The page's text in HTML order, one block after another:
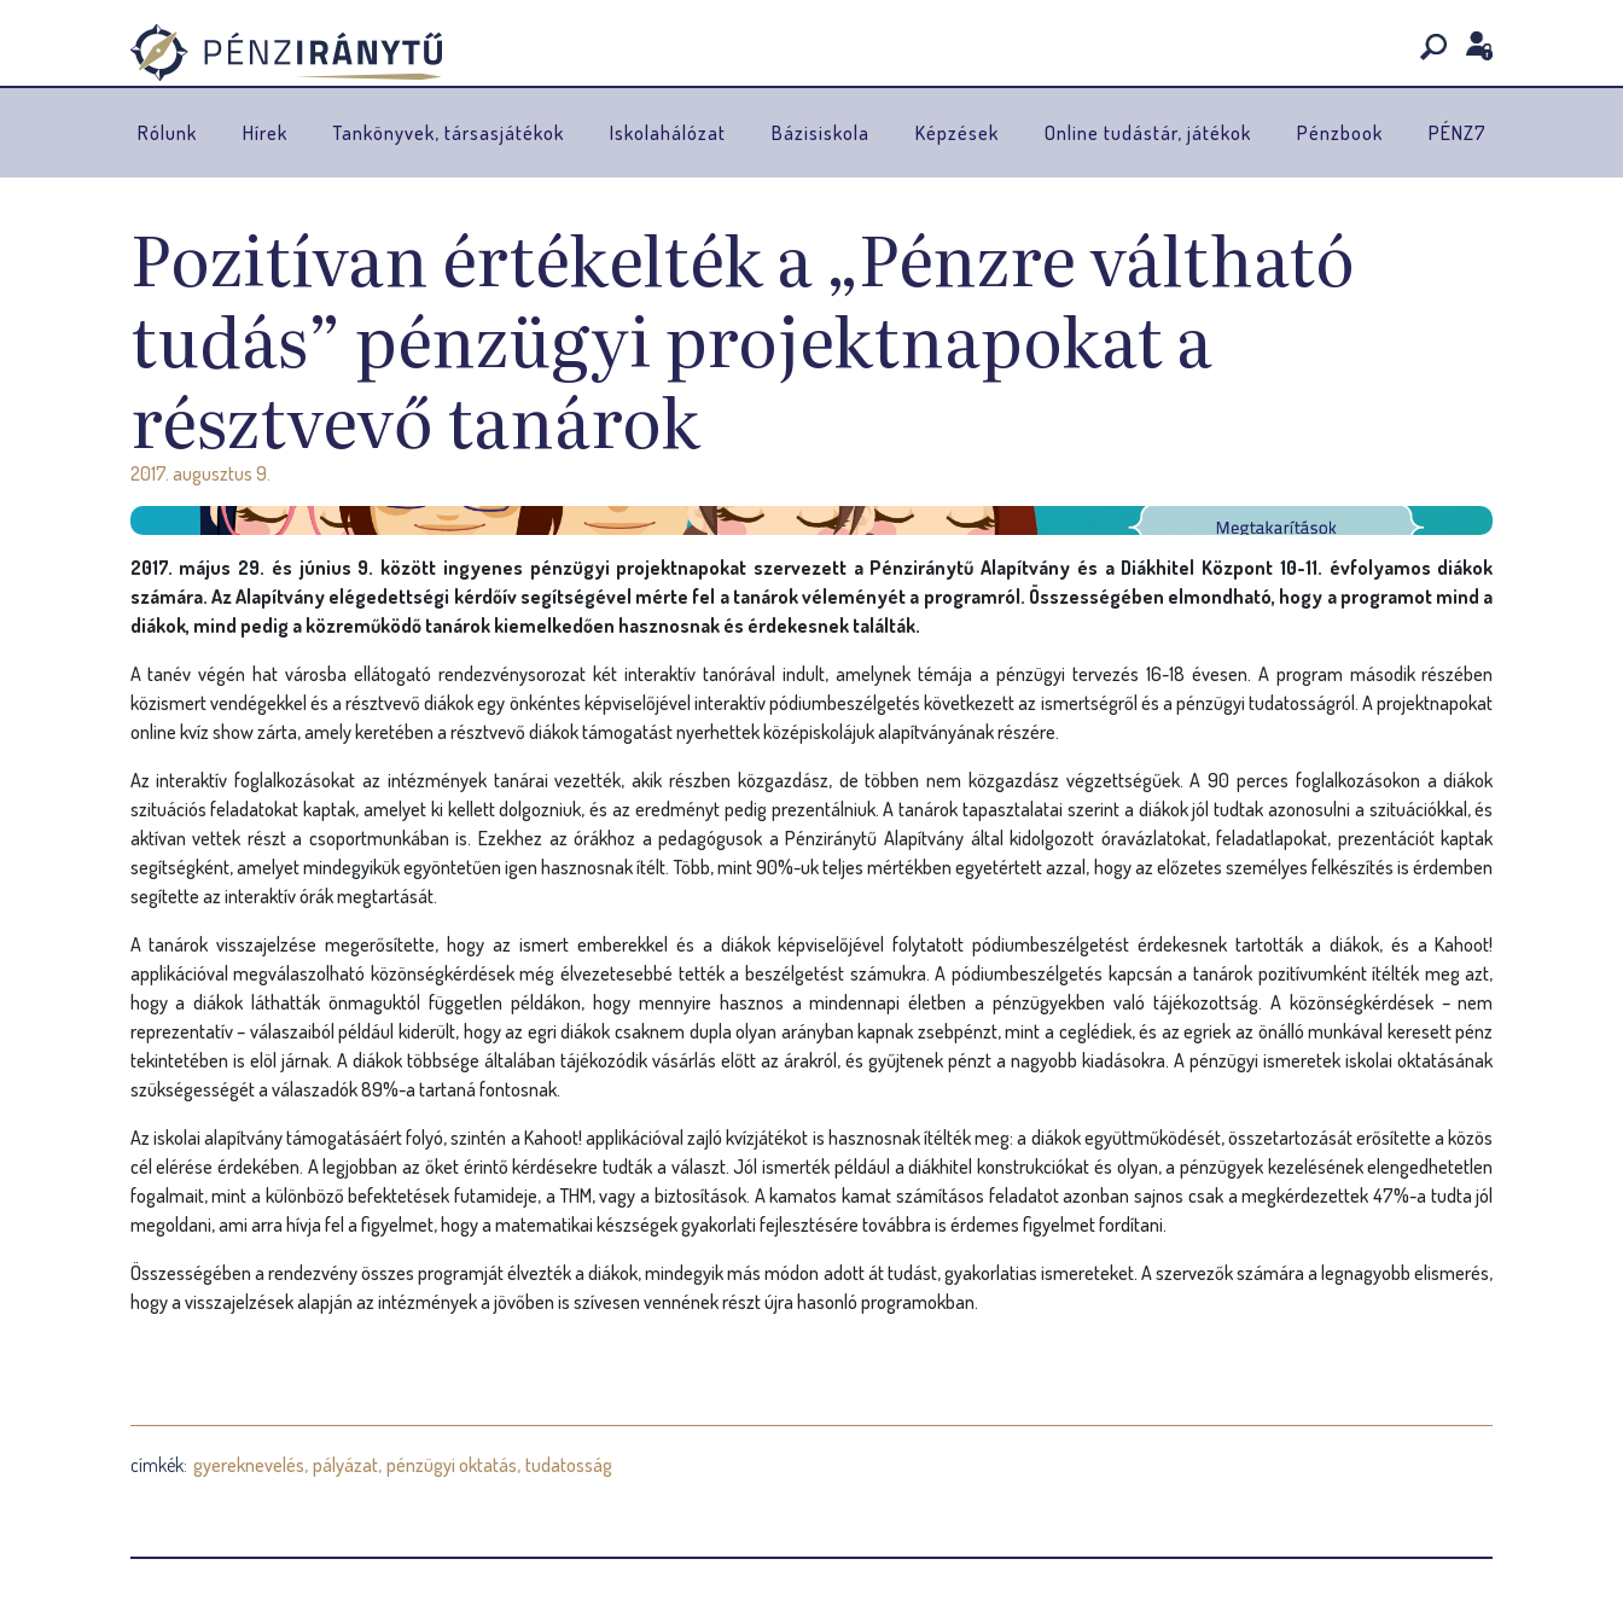
Rólunk Hírek Tankönyvek, társasjátékok Iskolahálózat Bázisiskola Képzések Online tudástár, játékok Pénzbook PÉNZ7
Pozitívan értékelték a „Pénzre váltható
tudás” pénzügyi projektnapokat a
résztvevő tanárok
2017. augusztus 9.
2017. május 29. és június 9. között ingyenes pénzügyi projektnapokat szervezett a Pénziránytű Alapítvány és a Diákhitel Központ 10-11. évfolyamos diákok
számára. Az Alapítvány elégedettségi kérdőív segítségével mérte fel a tanárok véleményét a programról. Összességében elmondható, hogy a programot mind a
diákok, mind pedig a közreműködő tanárok kiemelkedően hasznosnak és érdekesnek találták.
A tanév végén hat városba ellátogató rendezvénysorozat két interaktív tanórával indult, amelynek témája a pénzügyi tervezés 16-18 évesen. A program második részében
közismert vendégekkel és a résztvevő diákok egy önkéntes képviselőjével interaktív pódiumbeszélgetés következett az ismertségről és a pénzügyi tudatosságról. A projektnapokat
online kvíz show zárta, amely keretében a résztvevő diákok támogatást nyerhettek középiskolájuk alapítványának részére.
Az interaktív foglalkozásokat az intézmények tanárai vezették, akik részben közgazdász, de többen nem közgazdász végzettségűek. A 90 perces foglalkozásokon a diákok
szituációs feladatokat kaptak, amelyet ki kellett dolgozniuk, és az eredményt pedig prezentálniuk. A tanárok tapasztalatai szerint a diákok jól tudtak azonosulni a szituációkkal, és
aktívan vettek részt a csoportmunkában is. Ezekhez az órákhoz a pedagógusok a Pénziránytű Alapítvány által kidolgozott óravázlatokat, feladatlapokat, prezentációt kaptak
segítségként, amelyet mindegyikük egyöntetűen igen hasznosnak ítélt. Több, mint 90%-uk teljes mértékben egyetértett azzal, hogy az előzetes személyes felkészítés is érdemben
segítette az interaktív órák megtartását.
A tanárok visszajelzése megerősítette, hogy az ismert emberekkel és a diákok képviselőjével folytatott pódiumbeszélgetést érdekesnek tartották a diákok, és a Kahoot!
applikációval megválaszolható közönségkérdések még élvezetesebbé tették a beszélgetést számukra. A pódiumbeszélgetés kapcsán a tanárok pozitívumként ítélték meg azt,
hogy a diákok láthatták önmaguktól független példákon, hogy mennyire hasznos a mindennapi életben a pénzügyekben való tájékozottság. A közönségkérdések – nem
reprezentatív – válaszaiból például kiderült, hogy az egri diákok csaknem dupla olyan arányban kapnak zsebpénzt, mint a ceglédiek, és az egriek az önálló munkával keresett pénz
tekintetében is elöl járnak. A diákok többsége általában tájékozódik vásárlás előtt az árakról, és gyűjtenek pénzt a nagyobb kiadásokra. A pénzügyi ismeretek iskolai oktatásának
szükségességét a válaszadók 89%-a tartaná fontosnak.
Az iskolai alapítvány támogatásáért folyó, szintén a Kahoot! applikációval zajló kvízjátékot is hasznosnak ítélték meg: a diákok együttműködését, összetartozását erősítette a közös
cél elérése érdekében. A legjobban az őket érintő kérdésekre tudták a választ. Jól ismerték például a diákhitel konstrukciókat és olyan, a pénzügyek kezelésének elengedhetetlen
fogalmait, mint a különböző befektetések futamideje, a THM, vagy a biztosítások. A kamatos kamat számításos feladatot azonban sajnos csak a megkérdezettek 47%-a tudta jól
megoldani, ami arra hívja fel a figyelmet, hogy a matematikai készségek gyakorlati fejlesztésére továbbra is érdemes figyelmet fordítani.
Összességében a rendezvény összes programját élvezték a diákok, mindegyik más módon adott át tudást, gyakorlatias ismereteket. A szervezők számára a legnagyobb elismerés,
hogy a visszajelzések alapján az intézmények a jövőben is szívesen vennének részt újra hasonló programokban.
címkék: gyereknevelés pályázat pénzügyi oktatás tudatosság